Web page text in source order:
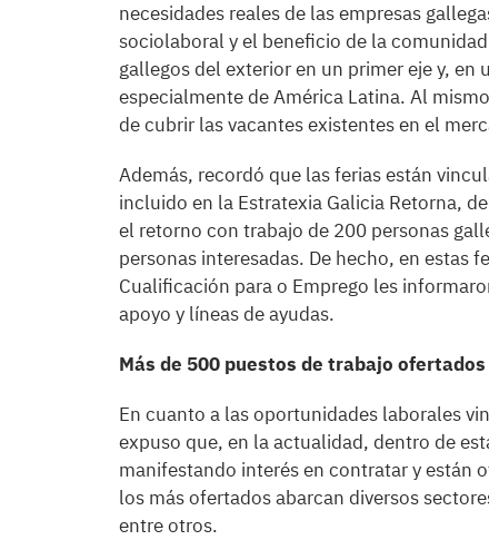
necesidades reales de las empresas
sociolaboral y el beneficio de la
gallegos del exterior en un primer eje y, en
especialmente de América Latina. Al
de cubrir las vacantes existentes en el
Además, recordó que las ferias están
incluido en la Estratexia Galicia Retorna,
el retorno con trabajo de 200 personas
personas interesadas. De hecho, en estas
Cualificación para o Emprego les
apoyo y líneas de ayudas.
Más de 500 puestos de trabajo ofertados
En cuanto a las oportunidades laborales
expuso que, en la actualidad, dentro de
manifestando interés en contratar y están
los más ofertados abarcan diversos
entre otros.